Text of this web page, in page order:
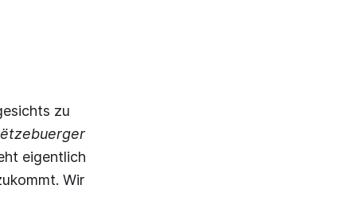
zu
eigentlich
Wir